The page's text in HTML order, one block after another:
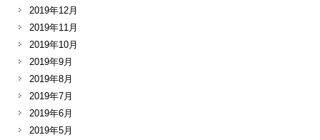
2019年12月
2019年11月
2019年10月
2019年9月
2019年8月
2019年7月
2019年6月
2019年5月